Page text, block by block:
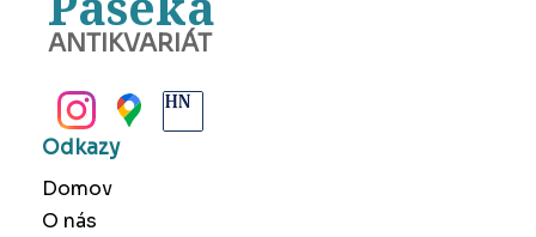
ANTIKVARIÁT
Odkazy
Domov
O nás